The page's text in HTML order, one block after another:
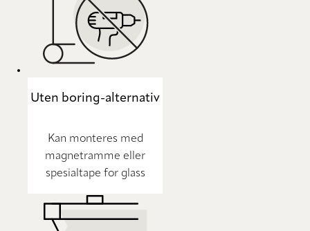
Uten boring-alternativ
Kan monteres med
magnetramme eller
spesialtape for glass